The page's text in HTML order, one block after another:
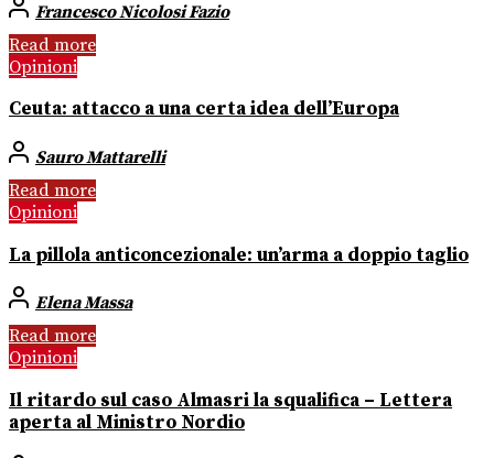
Francesco Nicolosi Fazio
Read more
Opinioni
Ceuta: attacco a una certa idea dell’Europa
Sauro Mattarelli
Read more
Opinioni
La pillola anticoncezionale: un’arma a doppio taglio
Elena Massa
Read more
Opinioni
Il ritardo sul caso Almasri la squalifica – Lettera
aperta al Ministro Nordio